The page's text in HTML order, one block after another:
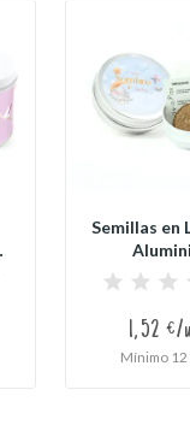
Semillas en
para...
1,52 €/
Mínimo 12